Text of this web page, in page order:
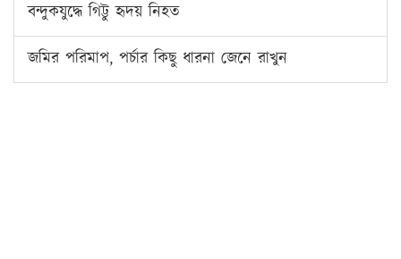
বন্দুকযুদ্ধে গিট্টু হৃদয় নিহত
জমির পরিমাপ, পর্চার কিছু ধারনা জেনে রাখুন